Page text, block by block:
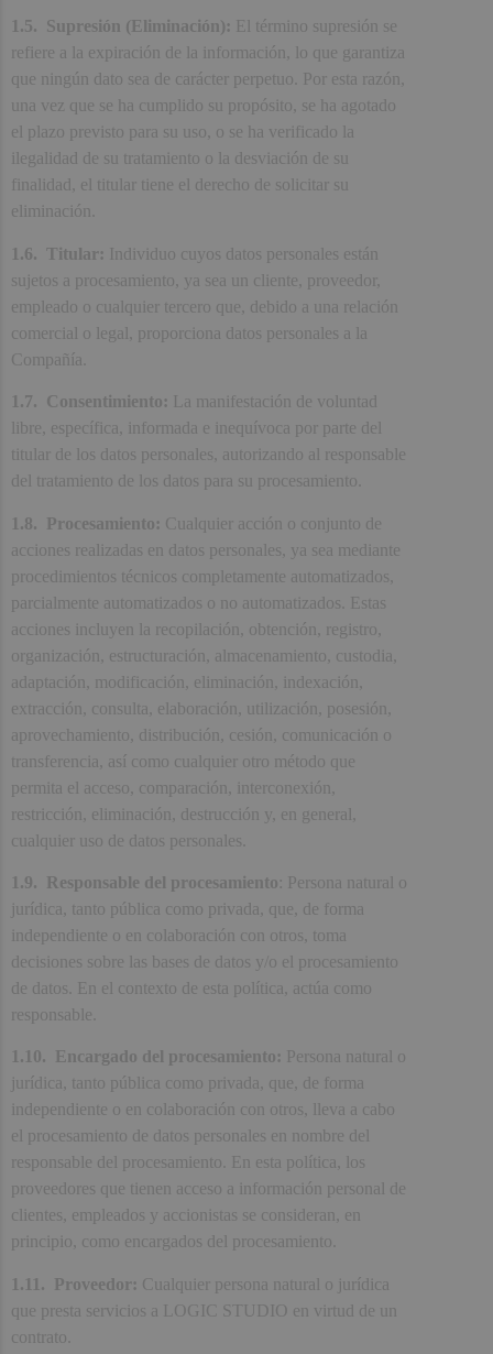
1.5. Supresión (Eliminación): El término supresión se
refiere a la expiración de la información, lo que garantiza
que ningún dato sea de carácter perpetuo. Por esta razón,
una vez que se ha cumplido su propósito, se ha agotado
el plazo previsto para su uso, o se ha verificado la
ilegalidad de su tratamiento o la desviación de su
finalidad, el titular tiene el derecho de solicitar su
eliminación.
1.6. Titular: Individuo cuyos datos personales están
sujetos a procesamiento, ya sea un cliente, proveedor,
empleado o cualquier tercero que, debido a una relación
comercial o legal, proporciona datos personales a la
Compañía.
1.7. Consentimiento: La manifestación de voluntad
libre, específica, informada e inequívoca por parte del
titular de los datos personales, autorizando al responsable
del tratamiento de los datos para su procesamiento.
1.8. Procesamiento: Cualquier acción o conjunto de
acciones realizadas en datos personales, ya sea mediante
procedimientos técnicos completamente automatizados,
parcialmente automatizados o no automatizados. Estas
acciones incluyen la recopilación, obtención, registro,
organización, estructuración, almacenamiento, custodia,
adaptación, modificación, eliminación, indexación,
extracción, consulta, elaboración, utilización, posesión,
aprovechamiento, distribución, cesión, comunicación o
transferencia, así como cualquier otro método que
permita el acceso, comparación, interconexión,
restricción, eliminación, destrucción y, en general,
cualquier uso de datos personales.
1.9. Responsable del procesamiento : Persona natural o
jurídica, tanto pública como privada, que, de forma
independiente o en colaboración con otros, toma
decisiones sobre las bases de datos y/o el procesamiento
de datos. En el contexto de esta política, actúa como
responsable.
1.10. Encargado del procesamiento: Persona natural o
jurídica, tanto pública como privada, que, de forma
independiente o en colaboración con otros, lleva a cabo
el procesamiento de datos personales en nombre del
responsable del procesamiento. En esta política, los
proveedores que tienen acceso a información personal de
clientes, empleados y accionistas se consideran, en
principio, como encargados del procesamiento.
1.11. Proveedor: Cualquier persona natural o jurídica
que presta servicios a LOGIC STUDIO en virtud de un
contrato.